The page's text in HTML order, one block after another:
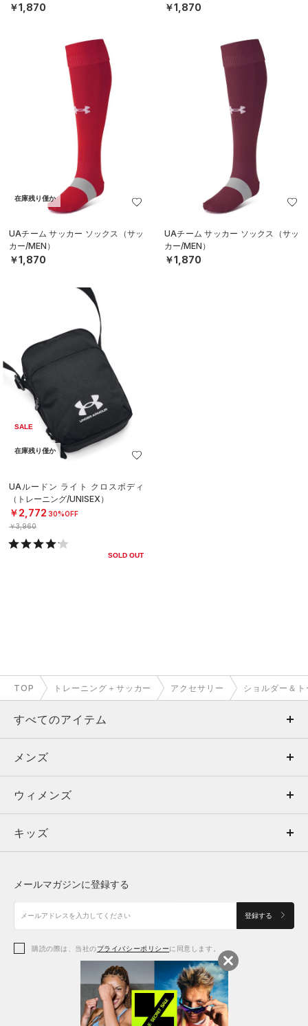
￥1,870 ￥1,870
在庫残り僅か
UAチーム サッカー ソックス（サッ
カー/MEN）
￥1,870
UAチーム サッカー ソックス（サッ
カー/MEN）
￥1,870
SALE
在庫残り僅か
UAルードン ライト クロスボディ
（トレーニング/UNISEX）
￥2,772 30%OFF
￥3,960
SOLD OUT
TOP トレーニング＋サッカー アクセサリー ショルダー＆
すべてのアイテム
メンズ
ウィメンズ
キッズ
アクセサリー
メンズ
トップス
ボトムス
アクセサリー
ウィメンズ
トップス
シューズ
アクセサリー
キッズ
シューズ
メールマガジンに登録する
登録する
購読の際は、当社のプライバシーポリシーに同意します。